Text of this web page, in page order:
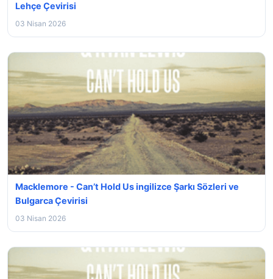
Lehçe Çevirisi
03 Nisan 2026
Macklemore - Can’t Hold Us ingilizce Şarkı Sözleri ve
Bulgarca Çevirisi
03 Nisan 2026